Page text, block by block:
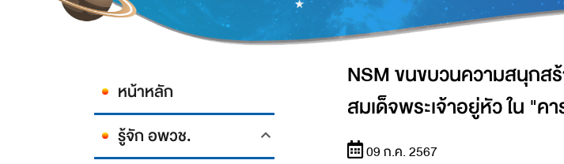
หน้าหลัก
รู้จัก อพวช.
NSM ขนขบวนความสนุกส
สมเด็จพระเจ้าอยู่หัว ใน "
09 ก.ค. 2567